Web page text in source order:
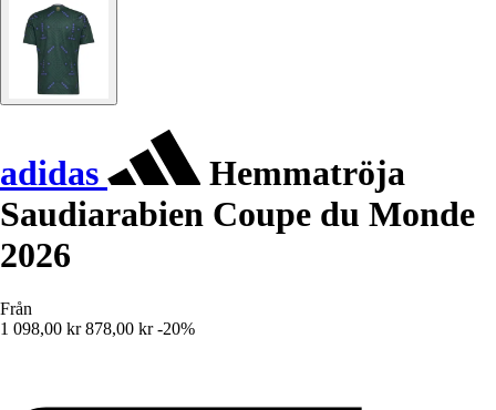
adidas
Hemmatröja
Saudiarabien Coupe du Monde
2026
Från
1 098,00 kr 878,00 kr -20%